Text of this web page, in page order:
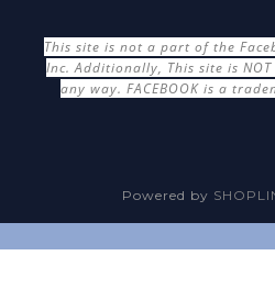
This site is not a part of the
Inc. Additionally, This site is
any way. FACEBOOK is a
Powered by